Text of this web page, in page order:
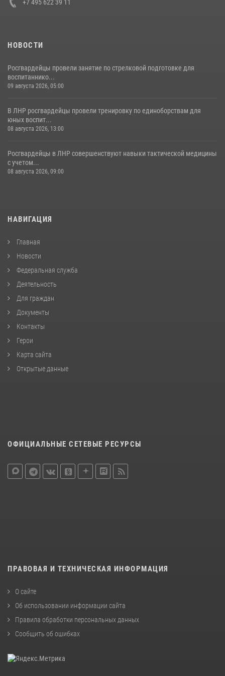
+7 495 622 39 11
НОВОСТИ
Росгвардейцы провели занятие по стрелковой подготовке для
воспитаннико...
09 августа 2026, 05:00
В ЛНР росгвардейцы провели тренировку по единоборствам для
юных воспит...
08 августа 2026, 13:00
Росгвардейцы в ЛНР совершенствуют навыки тактической медицины
с учетом...
08 августа 2026, 09:00
НАВИГАЦИЯ
Главная
Новости
Федеральная служба
Деятельность
Для граждан
Документы
Контакты
Герои
Карта сайта
Открытые данные
ОФИЦИАЛЬНЫЕ СЕТЕВЫЕ РЕСУРСЫ
ПРАВОВАЯ И ТЕХНИЧЕСКАЯ ИНФОРМАЦИЯ
О сайте
Об использовании информации сайта
Правила обработки персональных данных
Сообщить об ошибках